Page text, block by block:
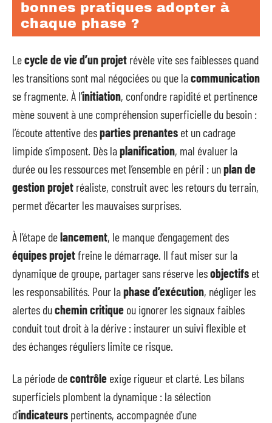
bonnes pratiques adopter à
chaque phase ?
Lecycle de vie d’un projet révèle vite ses faiblesses quand
les transitions sont mal négociées ou que lacommunication
se fragmente. À l’initiation, confondre rapidité et pertinence
mène souvent à une compréhension superficielle du besoin :
l’écoute attentive desparties prenantes et un cadrage
limpide s’imposent. Dès laplanification, mal évaluer la
durée ou les ressources met l’ensemble en péril : unplan de
gestion projet réaliste, construit avec les retours du terrain,
permet d’écarter les mauvaises surprises.
À l’étape delancement, le manque d’engagement des
équipes projetfreine le démarrage. Il faut miser sur la
dynamique de groupe, partager sans réserve lesobjectifs et
les responsabilités. Pour laphase d’exécution, négliger les
alertes duchemin critique ou ignorer les signaux faibles
conduit tout droit à la dérive : instaurer un suivi flexible et
des échanges réguliers limite ce risque.
La période decontrôle exige rigueur et clarté. Les bilans
superficiels plombent la dynamique : la sélection
d’indicateurs pertinents, accompagnée d’une